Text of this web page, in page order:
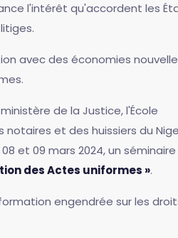
l'intérêt qu'accordent les
avec des économies
de la Justice, l'École
notaires et des huissiers du
et 09 mars 2024, un
des Actes uniformes ».
engendrée sur les